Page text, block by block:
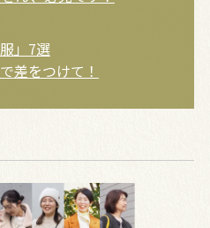
」7選
差をつけて！